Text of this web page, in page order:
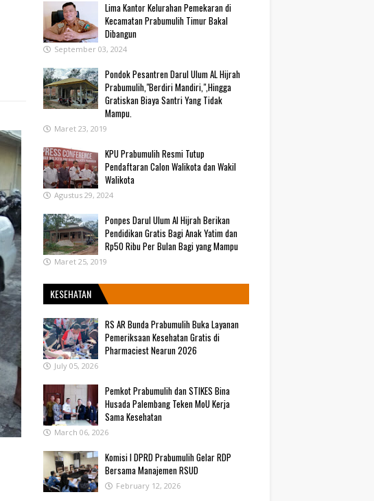
Lima Kantor Kelurahan Pemekaran di
Kecamatan Prabumulih Timur Bakal
Dibangun
September 03, 2024
Pondok Pesantren Darul Ulum AL Hijrah
Prabumulih,"Berdiri Mandiri,",Hingga
Gratiskan Biaya Santri Yang Tidak
Mampu.
Maret 23, 2019
KPU Prabumulih Resmi Tutup
Pendaftaran Calon Walikota dan Wakil
Walikota
Agustus 29, 2024
Ponpes Darul Ulum Al Hijrah Berikan
Pendidikan Gratis Bagi Anak Yatim dan
Rp50 Ribu Per Bulan Bagi yang Mampu
Maret 25, 2019
KESEHATAN
RS AR Bunda Prabumulih Buka Layanan
Pemeriksaan Kesehatan Gratis di
Pharmaciest Nearun 2026
July 05, 2026
Pemkot Prabumulih dan STIKES Bina
Husada Palembang Teken MoU Kerja
Sama Kesehatan
March 06, 2026
Komisi I DPRD Prabumulih Gelar RDP
Bersama Manajemen RSUD
February 12, 2026